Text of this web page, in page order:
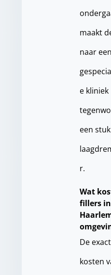
maakt
naar een
e kliniek
een stuk
r.
Wat
fillers in
De
kosten